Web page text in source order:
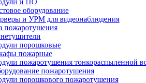
и ПО
оборудование
и УРМ для видеонаблюдения
пожаротушения
порошковые
пожарные
пожаротушения тонкораспыленной
пожаротушения
порошкового пожаротушения